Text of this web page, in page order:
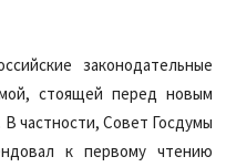
законодательные
стоящей перед новым
частности, Совет Госдумы
к первому чтению